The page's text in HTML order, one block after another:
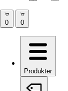
Produkter